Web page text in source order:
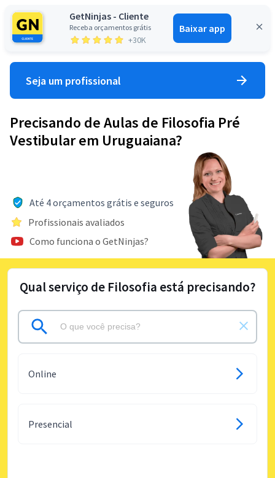
GetNinjas - Cliente
Receba orçamentos grátis
+30K
Baixar app
Entrar
Seja um profissional
Precisando de Aulas de Filosofia Pré
Vestibular em Uruguaiana?
Até 4 orçamentos grátis e seguros
Profissionais avaliados
Como funciona o GetNinjas?
Qual serviço de Filosofia está precisando?
Online
Presencial